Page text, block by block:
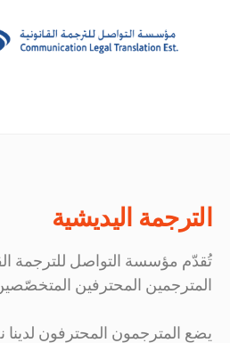
الترجمة اليديشية
تُقدّم مؤسسة التواصل للترجمة
المترجمين المحترفين
يضع المترجمون المحترفون لدينا